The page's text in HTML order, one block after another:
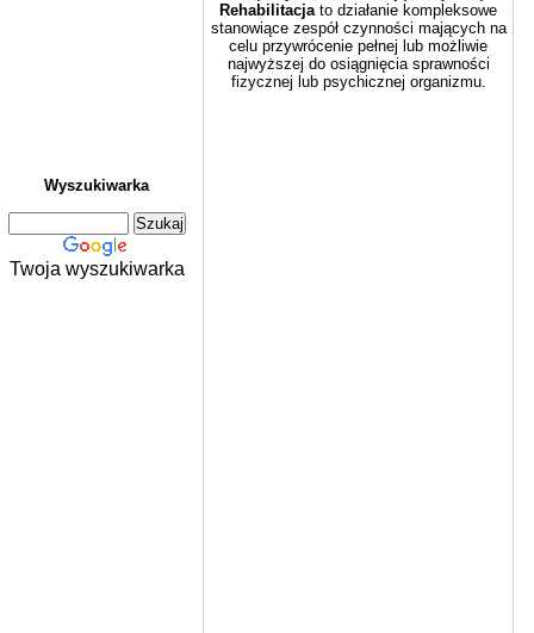
Wyszukiwarka
Twoja wyszukiwarka
Rehabilitacjato działanie kompleksowe
stanowiące zespół czynności mających na
celu przywrócenie pełnej lub możliwie
najwyższej do osiągnięcia sprawności
fizycznej lub psychicznej organizmu.